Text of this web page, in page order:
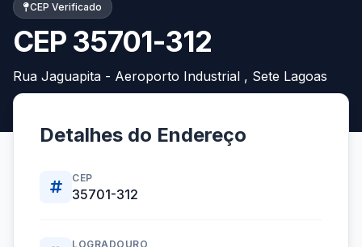
CEP Verificado
CEP 35701-312
Rua Jaguapita - Aeroporto Industrial , Sete Lagoas
Detalhes do Endereço
CEP
35701-312
LOGRADOURO